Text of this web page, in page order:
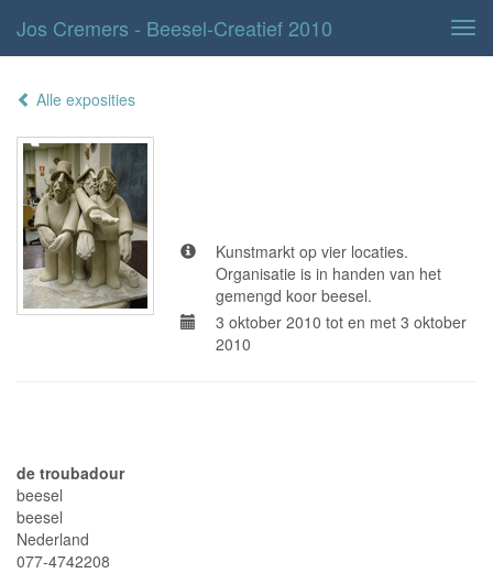
Jos Cremers - Beesel-Creatief 2010
Alle exposities
Kunstmarkt op vier locaties.
Organisatie is in handen van het
gemengd koor beesel.
3 oktober 2010 tot en met 3 oktober
2010
de troubadour
beesel
beesel
Nederland
077-4742208